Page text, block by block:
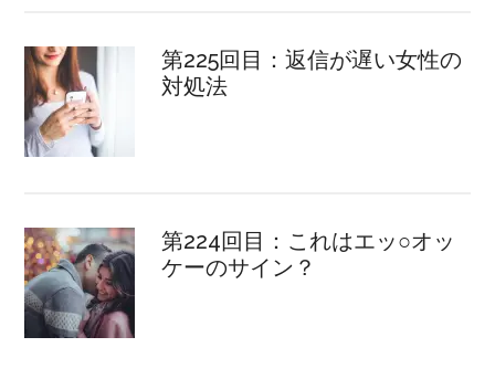
第225回目：返信が遅い女性の
対処法
第224回目：これはエッ○オッ
ケーのサイン？